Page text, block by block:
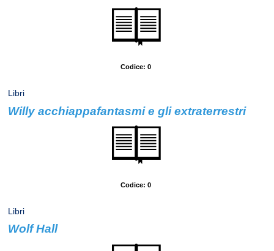
Autore: Goethe, Wolfang
Codice: 0
Libri
Willy acchiappafantasmi e gli extraterrestri
Autore: Collinson, Roger
Codice: 0
Libri
Wolf Hall